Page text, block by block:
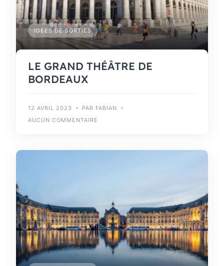
IDÉES DE SORTIES
LE GRAND THÉÂTRE DE
BORDEAUX
12 AVRIL 2023
PAR FABIAN
AUCUN COMMENTAIRE